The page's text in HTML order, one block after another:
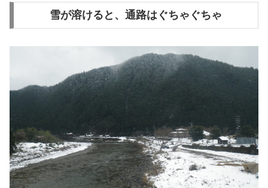
雪が溶けると、通路はぐちゃぐちゃ